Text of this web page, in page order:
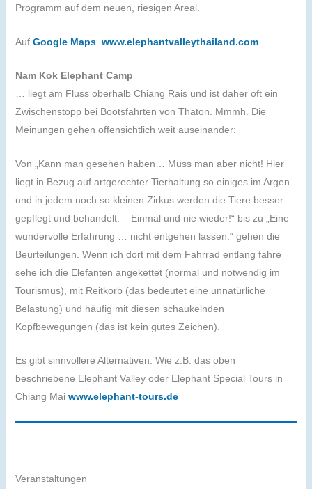
Programm auf dem neuen, riesigen Areal.
Auf Google Maps. www.elephantvalleythailand.com
Nam Kok Elephant Camp
… liegt am Fluss oberhalb Chiang Rais und ist daher oft ein
Zwischenstopp bei Bootsfahrten von Thaton. Mmmh. Die
Meinungen gehen offensichtlich weit auseinander:
Von „Kann man gesehen haben… Muss man aber nicht! Hier
liegt in Bezug auf artgerechter Tierhaltung so einiges im Argen
und in jedem noch so kleinen Zirkus werden die Tiere besser
gepflegt und behandelt. – Einmal und nie wieder!“ bis zu „Eine
wundervolle Erfahrung … nicht entgehen lassen.“ gehen die
Beurteilungen. Wenn ich dort mit dem Fahrrad entlang fahre
sehe ich die Elefanten angekettet (normal und notwendig im
Tourismus), mit Reitkorb (das bedeutet eine unnatürliche
Belastung) und häufig mit diesen schaukelnden
Kopfbewegungen (das ist kein gutes Zeichen).
Es gibt sinnvollere Alternativen. Wie z.B. das oben
beschriebene Elephant Valley oder Elephant Special Tours in
Chiang Mai www.elephant-tours.de
Veranstaltungen